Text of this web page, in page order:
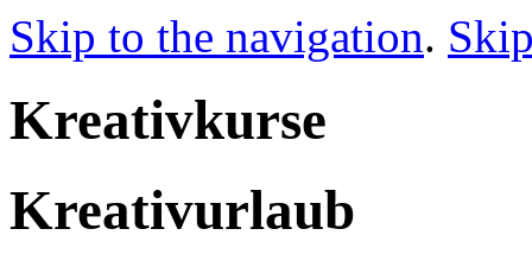
Skip to the navigation.
Kreativkurse
Kreativurlaub